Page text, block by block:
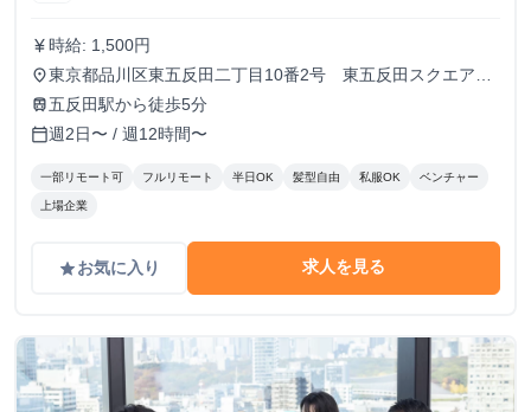
currency_yen 時給: 1,500円
place東京都品川区東五反田二丁目10番2号 東五反田スクエア
12F
train 五反田駅から徒歩5分
calendar_today週2日〜 / 週12時間〜
一部リモート可 フルリモート 半日OK 髪型自由 私服OK ベンチャー
上場企業
gradeお気に入り 求人を見る